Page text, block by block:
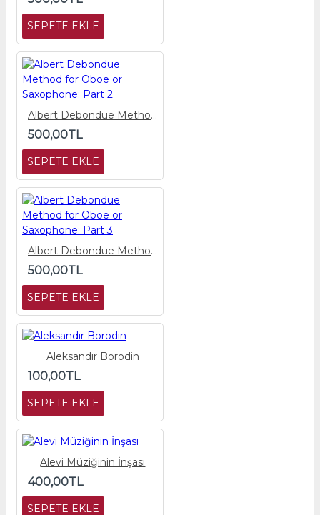
SEPETE EKLE
Albert Debondue Method for Oboe or Saxophone: Part 2
500,00TL
SEPETE EKLE
Albert Debondue Method for Oboe or Saxophone: Part 3
500,00TL
SEPETE EKLE
Aleksandır Borodin
100,00TL
SEPETE EKLE
Alevi Müziğinin İnşası
400,00TL
SEPETE EKLE